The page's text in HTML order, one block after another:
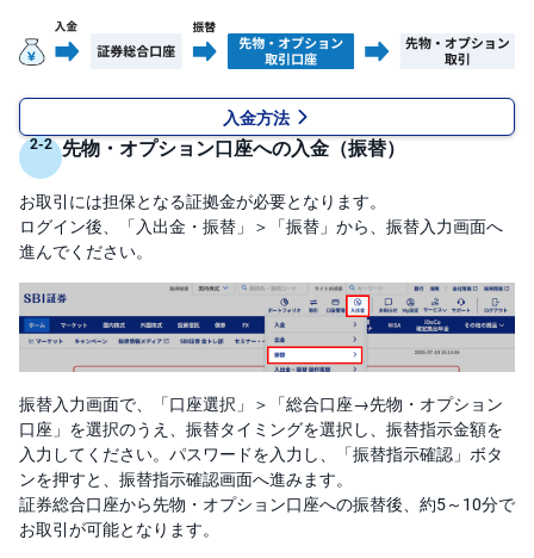
・
銀
・
ラ
ナ
外
貨
建
M
M
NE
W
取
引
C
F
D(
く
り
っ
く
株
3
6
5)
入金方法
先物・オプション口座への入金（振替）
お取引には担保となる証拠金が必要となります。
ログイン後、「入出金・振替」＞「振替」から、振替入力画面へ
進んでください。
振替入力画面で、「口座選択」＞「総合口座→先物・オプション
口座」を選択のうえ、振替タイミングを選択し、振替指示金額を
入力してください。パスワードを入力し、「振替指示確認」ボタ
ンを押すと、振替指示確認画面へ進みます。
証券総合口座から先物・オプション口座への振替後、約5～10分で
お取引が可能となります。